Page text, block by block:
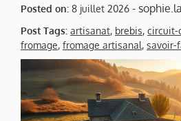
Posted on: 8 juillet 2026 -
Post Tags: artisanat, brebis, circuit-
fromage, fromage artisanal, savoir-